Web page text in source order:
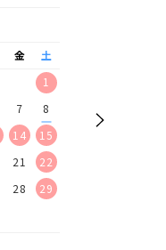
金
土
1
7
8
14
15
21
22
28
29